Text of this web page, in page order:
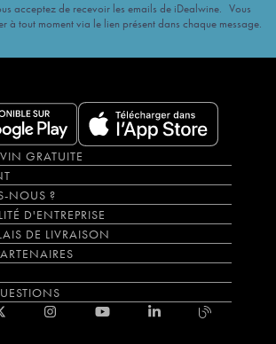
acceptez de recevoir les emails de iDealwine. Vous
à tout moment via le lien présent dans chaque message.
GRATUITE
NOUS ?
D'ENTREPRISE
DE LIVRAISON